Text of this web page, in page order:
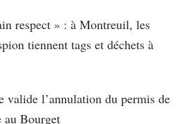
respect » : à Montreuil, les
tiennent tags et déchets à
valide l’annulation du permis de
au Bourget